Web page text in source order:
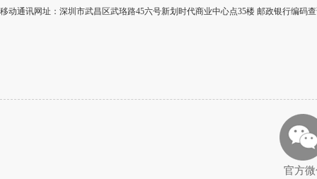
移动通讯网址：深圳市武昌区武珞路45六号新划时代商业中心点35楼 邮政银行编码
官方